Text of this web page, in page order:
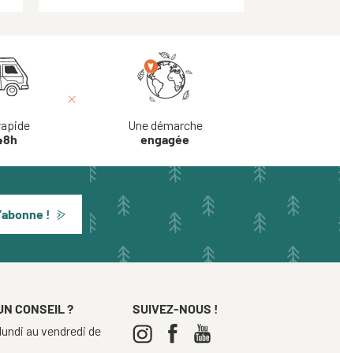
Une démarche
engagée
!
CONSEIL ?
au vendredi de
SUIVEZ-NOUS !